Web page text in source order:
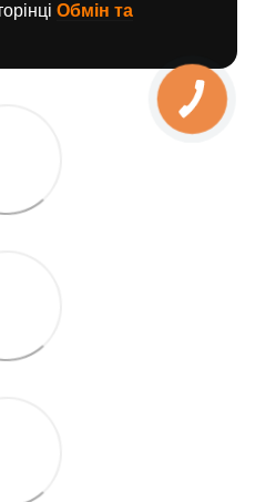
Обмін та